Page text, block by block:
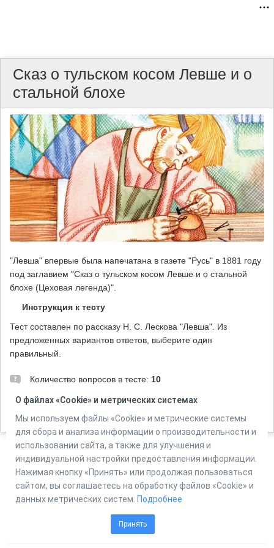
Сказ о тульском косом Левше и о
стальной блохе
"Левша" впервые была напечатана в газете "Русь" в 1881 году
под заглавием "Сказ о тульском косом Левше и о стальной
блохе (Цеховая легенда)".
Инструкция к тесту
Тест составлен по рассказу Н. С. Лескова "Левша". Из
предложенных вариантов ответов, выберите один
правильный.
Количество вопросов в тесте: 10
Автор: ЦМДБ им. М. Горького, г. Ижевск, Поторочина С.Ю.
Online Test Pad
О файлах «Cookie» и метрических системах
Мы используем файлы «Cookie» и метрические системы
для сбора и анализа информации о производительности и
использовании сайта, а также для улучшения и
индивидуальной настройки предоставления информации.
Нажимая кнопку «Принять» или продолжая пользоваться
сайтом, вы соглашаетесь на обработку файлов «Cookie» и
данных метрических систем. Подробнее
Принять